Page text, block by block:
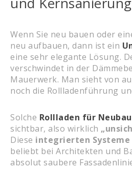
Wenn Sie neu bauen oder
neu aufbauen, dann ist ein
eine sehr elegante Lösung.
verschwindet in der
Mauerwerk. Man sieht von
noch die Rollladenführung
Solche Rollladen für Neubau
sichtbar, also wirklich
Diese integrierten Systeme
beliebt bei Architekten und
absolut saubere